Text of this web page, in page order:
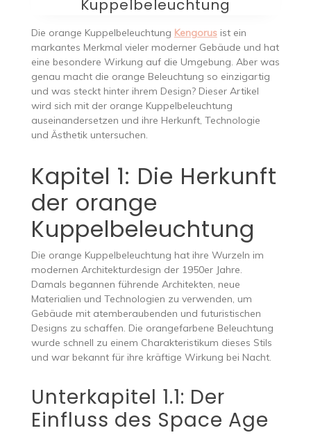
Kuppelbeleuchtung
Die orange Kuppelbeleuchtung Kengorusist ein
markantes Merkmal vieler moderner Gebäude und hat
eine besondere Wirkung auf die Umgebung. Aber was
genau macht die orange Beleuchtung so einzigartig
und was steckt hinter ihrem Design? Dieser Artikel
wird sich mit der orange Kuppelbeleuchtung
auseinandersetzen und ihre Herkunft, Technologie
und Ästhetik untersuchen.
Kapitel 1: Die Herkunft
der orange
Kuppelbeleuchtung
Die orange Kuppelbeleuchtung hat ihre Wurzeln im
modernen Architekturdesign der 1950er Jahre.
Damals begannen führende Architekten, neue
Materialien und Technologien zu verwenden, um
Gebäude mit atemberaubenden und futuristischen
Designs zu schaffen. Die orangefarbene Beleuchtung
wurde schnell zu einem Charakteristikum dieses Stils
und war bekannt für ihre kräftige Wirkung bei Nacht.
Unterkapitel 1.1: Der
Einfluss des Space Age